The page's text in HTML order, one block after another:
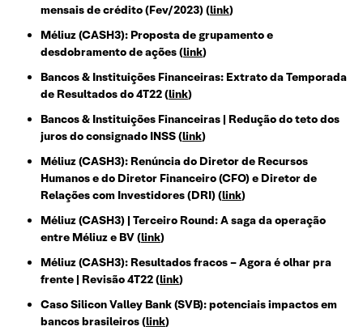
mensais de crédito (Fev/2023) (link)
Méliuz (CASH3): Proposta de grupamento e
desdobramento de ações (link)
Bancos & Instituições Financeiras: Extrato da Temporada
de Resultados do 4T22 (link)
Bancos & Instituições Financeiras | Redução do teto dos
juros do consignado INSS (link)
Méliuz (CASH3): Renúncia do Diretor de Recursos
Humanos e do Diretor Financeiro (CFO) e Diretor de
Relações com Investidores (DRI) (link)
Méliuz (CASH3) | Terceiro Round: A saga da operação
entre Méliuz e BV (link)
Méliuz (CASH3): Resultados fracos – Agora é olhar pra
frente | Revisão 4T22 (link)
Caso Silicon Valley Bank (SVB): potenciais impactos em
bancos brasileiros (link)